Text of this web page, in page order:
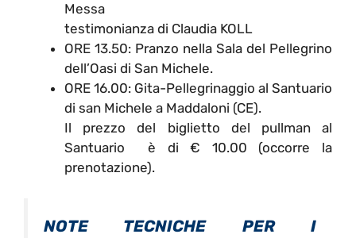
Messa
testimonianza di Claudia KOLL
ORE 13.50: Pranzo nella Sala del Pellegrino
dell’Oasi di San Michele.
ORE 16.00: Gita-Pellegrinaggio al Santuario
di san Michele a Maddaloni (CE).
Il prezzo del biglietto del pullman al
Santuario è di € 10.00 (occorre la
prenotazione).
NOTE TECNICHE PER I